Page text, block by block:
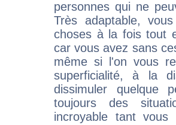
personnes qui ne
Très adaptable,
choses à la fois tout
car vous avez sans
même si l'on vous
superficialité, à la
dissimuler quelque
toujours des
incroyable tant